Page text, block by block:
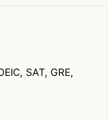
SAT, GRE,